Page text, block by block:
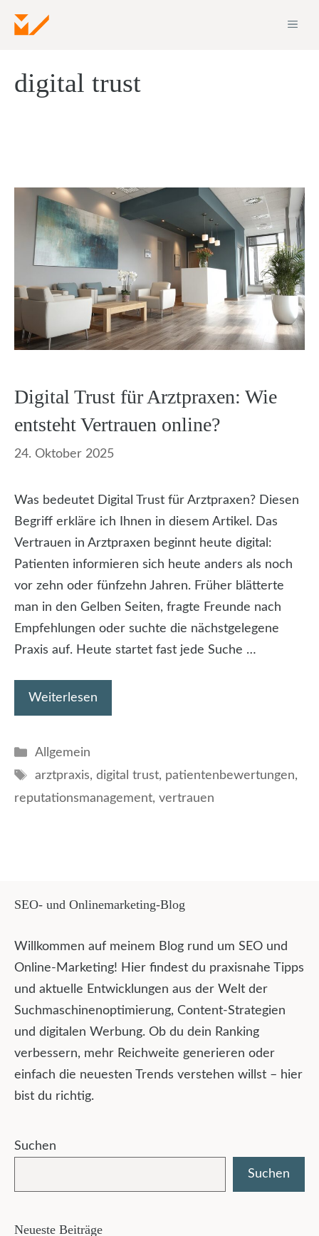
Inhalt
digital trust
Digital Trust für Arztpraxen: Wie
entsteht Vertrauen online?
24. Oktober 2025
Was bedeutet Digital Trust für Arztpraxen? Diesen
Begriff erkläre ich Ihnen in diesem Artikel. Das
Vertrauen in Arztpraxen beginnt heute digital:
Patienten informieren sich heute anders als noch
vor zehn oder fünfzehn Jahren. Früher blätterte
man in den Gelben Seiten, fragte Freunde nach
Empfehlungen oder suchte die nächstgelegene
Praxis auf. Heute startet fast jede Suche …
Weiterlesen
Kategorien
Allgemein
Schlagwörter
arztpraxis, digital trust, patientenbewertungen,
reputationsmanagement, vertrauen
SEO- und Onlinemarketing-Blog
Willkommen auf meinem Blog rund um SEO und
Online-Marketing! Hier findest du praxisnahe Tipps
und aktuelle Entwicklungen aus der Welt der
Suchmaschinenoptimierung, Content-Strategien
und digitalen Werbung. Ob du dein Ranking
verbessern, mehr Reichweite generieren oder
einfach die neuesten Trends verstehen willst – hier
bist du richtig.
Suchen
Suchen
Neueste Beiträge